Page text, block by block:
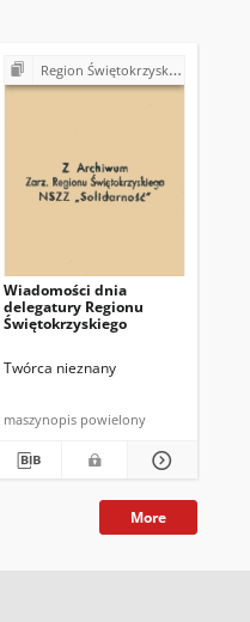
Region Świętokrzyski NSZZ "Solidarność". Delegatura Starachowice
Wiadomości dnia
delegatury Regionu
Świętokrzyskiego
Twórca nieznany
maszynopis powielony
More